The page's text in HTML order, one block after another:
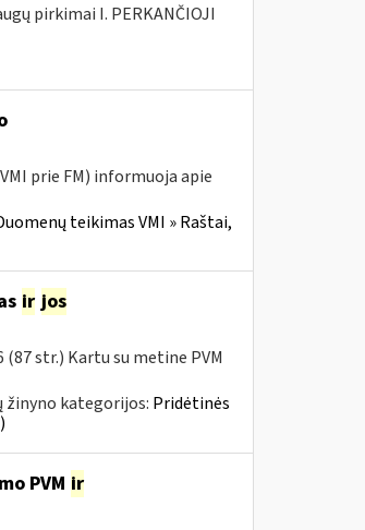
pirkimai I. PERKANČIOJI
prie FM) informuoja apie
teikimas VMI » Raštai,
ir jos
str.) Kartu su metine PVM
žinyno kategorijos: Pridėtinės
PVM ir